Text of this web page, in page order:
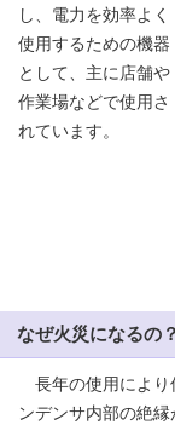
し、電力を効率よく
使用するための機器
として、主に店舗や
作業場などで使用さ
れています。
なぜ火災になるの？
長年の使用により
ンデンサ内部の絶縁